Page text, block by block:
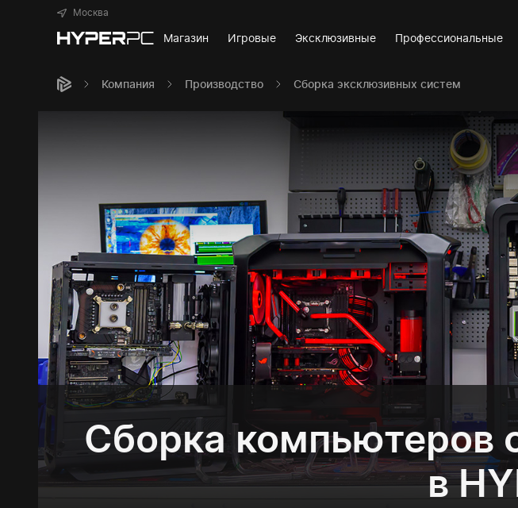
Москва
Магазин Игровые Эксклюзивные Профессиональные
Компания Производство Сборка эксклюзивных систем
Сборка компьютеров
в